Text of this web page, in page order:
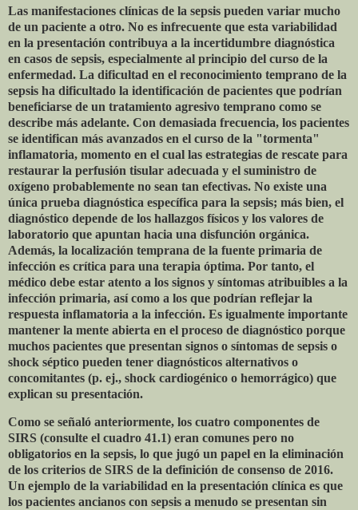
Las manifestaciones clínicas de la sepsis pueden variar mucho
de un paciente a otro. No es infrecuente que esta variabilidad
en la presentación contribuya a la incertidumbre diagnóstica
en casos de sepsis, especialmente al principio del curso de la
enfermedad. La dificultad en el reconocimiento temprano de la
sepsis ha dificultado la identificación de pacientes que podrían
beneficiarse de un tratamiento agresivo temprano como se
describe más adelante. Con demasiada frecuencia, los pacientes
se identifican más avanzados en el curso de la "tormenta"
inflamatoria, momento en el cual las estrategias de rescate para
restaurar la perfusión tisular adecuada y el suministro de
oxígeno probablemente no sean tan efectivas. No existe una
única prueba diagnóstica específica para la sepsis; más bien, el
diagnóstico depende de los hallazgos físicos y los valores de
laboratorio que apuntan hacia una disfunción orgánica.
Además, la localización temprana de la fuente primaria de
infección es crítica para una terapia óptima. Por tanto, el
médico debe estar atento a los signos y síntomas atribuibles a la
infección primaria, así como a los que podrían reflejar la
respuesta inflamatoria a la infección. Es igualmente importante
mantener la mente abierta en el proceso de diagnóstico porque
muchos pacientes que presentan signos o síntomas de sepsis o
shock séptico pueden tener diagnósticos alternativos o
concomitantes (p. ej., shock cardiogénico o hemorrágico) que
explican su presentación.
Como se señaló anteriormente, los cuatro componentes de
SIRS (consulte el cuadro 41.1) eran comunes pero no
obligatorios en la sepsis, lo que jugó un papel en la eliminación
de los criterios de SIRS de la definición de consenso de 2016.
Un ejemplo de la variabilidad en la presentación clínica es que
los pacientes ancianos con sepsis a menudo se presentan sin